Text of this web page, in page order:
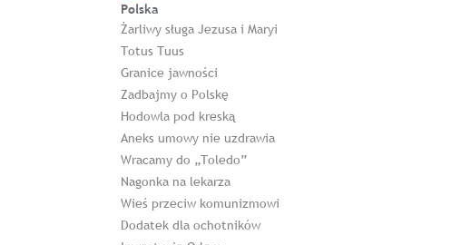
Polska
Żarliwy sługa Jezusa i Maryi
Totus Tuus
Granice jawności
Zadbajmy o Polskę
Hodowla pod kreską
Aneks umowy nie uzdrawia
Wracamy do „Toledo”
Nagonka na lekarza
Wieś przeciw komunizmowi
Dodatek dla ochotników